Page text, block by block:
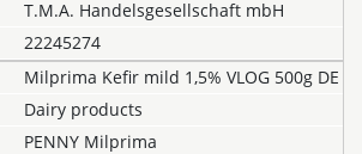
T.M.A. Handelsgesellschaft mbH
22245274
Milprima Kefir mild 1,5% VLOG 500g DE
Dairy products
PENNY Milprima